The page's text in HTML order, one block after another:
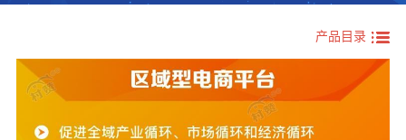
关于我们 生态振兴
产品目录